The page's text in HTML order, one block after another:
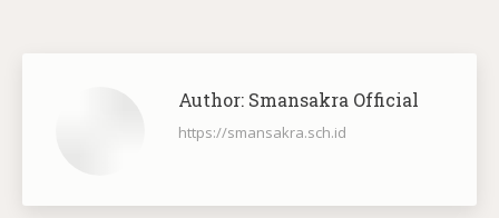
Author: Smansakra Official
https://smansakra.sch.id